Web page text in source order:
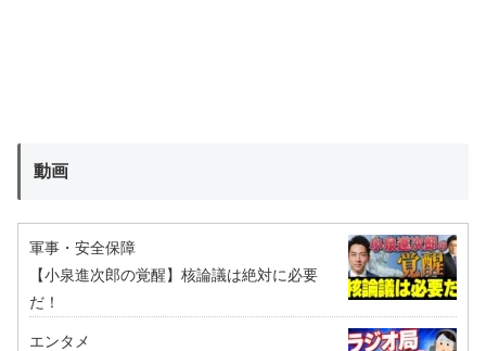
動画
軍事・安全保障
【小泉進次郎の覚醒】核論議は絶対に必要
だ！
エンタメ